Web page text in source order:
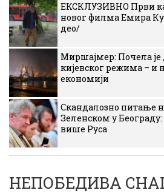
ЕКСКЛУЗИВНО Први
новог филма Емира
део/
Миршајмер: Почела је
кијевског режима – и
економији
Скандалозно питање
Зеленском у
више Руса
НЕПОБЕДИВА